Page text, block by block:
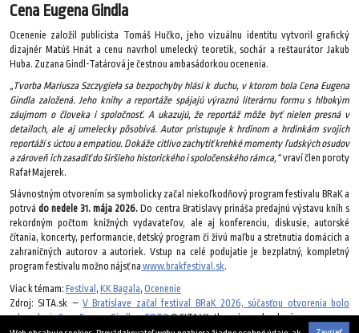
Cena Eugena Gindla
Ocenenie založil publicista Tomáš Hučko, jeho vizuálnu identitu vytvoril grafický
dizajnér Matúš Hnát a cenu navrhol umelecký teoretik, sochár a reštaurátor Jakub
Huba. Zuzana Gindl-Tatárová je čestnou ambasádorkou ocenenia.
„Tvorba Mariusza Szczygieła sa bezpochyby hlási k duchu, v ktorom bola Cena Eugena
Gindla založená. Jeho knihy a reportáže spájajú výraznú literárnu formu s hlbokým
záujmom o človeka i spoločnosť. A ukazujú, že reportáž môže byť nielen presná v
detailoch, ale aj umelecky pôsobivá. Autor pristupuje k hrdinom a hrdinkám svojich
reportáží s úctou a empatiou. Dokáže citlivo zachytiť krehké momenty ľudských osudov
a zároveň ich zasadiť do širšieho historického i spoločenského rámca,“vraví člen poroty
Rafał Majerek.
Slávnostným otvorením sa symbolicky začal niekoľkodňový program festivalu BRaK a
potrvá do nedele 31. mája 2026. Do centra Bratislavy prináša predajnú výstavu kníh s
rekordným počtom knižných vydavateľov, ale aj konferenciu, diskusie, autorské
čítania, koncerty, performancie, detský program či živú maľbu a stretnutia domácich a
zahraničných autorov a autoriek. Vstup na celé podujatie je bezplatný, kompletný
program festivalu možno nájsť na www.brakfestival.sk.
Viac k témam: Festival , KK Bagala, Ocenenie
Zdroj: SITA.sk –V Bratislave začal festival BRaK 2026, súčasťou otvorenia bolo
odovzdanie Ceny Eugena Gindla – FOTO© SITA Všetky práva vyhradené.